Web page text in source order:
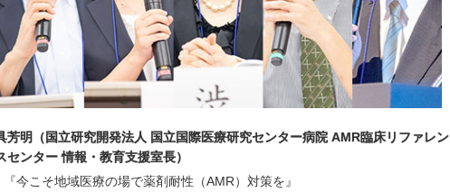
芳明（国立研究開発法人 国立国際医療研究センター病院 AMR臨床リファレン
センター 情報・教育支援室長）
『今こそ地域医療の場で薬剤耐性（AMR）対策を』